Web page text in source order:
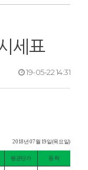
세표
19-05-22 14:31
2018년 07월 19일(목요일)
평균단가 등 락